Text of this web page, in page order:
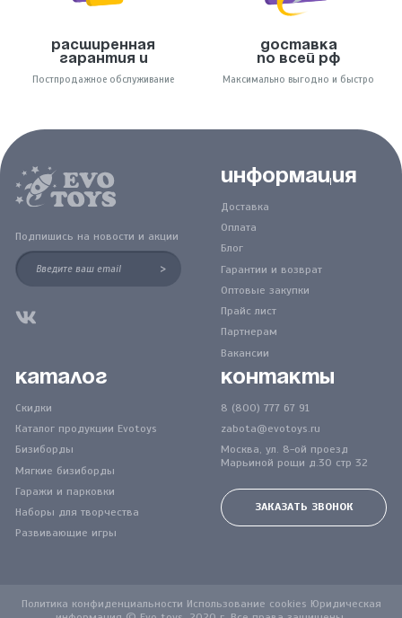
Расширенная
гарантия и
Постпродажное обслуживание
Доставка
по всей РФ
Максимально выгодно и быстро
Подпишись на новости и акции
>
Информация
Доставка
Оплата
Блог
Гарантии и возврат
Оптовые закупки
Прайс лист
Партнерам
Вакансии
Каталог
Скидки
Каталог продукции Evotoys
Бизиборды
Мягкие бизиборды
Гаражи и парковки
Наборы для творчества
Развивающие игры
Контакты
8 (800) 777 67 91
zabota@evotoys.ru
Москва, ул. 8-ой проезд
Марьиной рощи д.30 стр 32
ЗАКАЗАТЬ ЗВОНОК
Политика конфиденциальности Использование cookies Юридическая